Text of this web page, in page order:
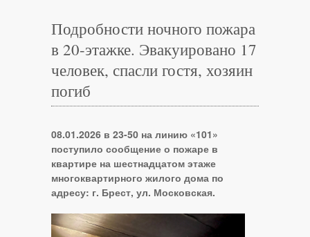
Подробности ночного пожара
в 20-этажке. Эвакуировано 17
человек, спасли гостя, хозяин
погиб
08.01.2026 в 23-50 на линию «101»
поступило сообщение о пожаре в
квартире на шестнадцатом этаже
многоквартирного жилого дома по
адресу: г. Брест, ул. Московская.